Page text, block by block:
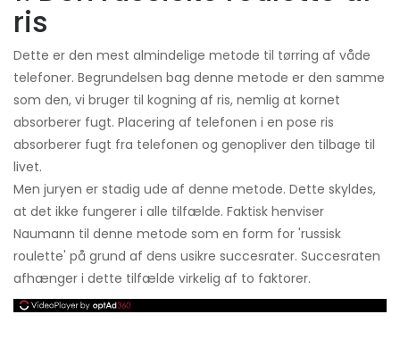
ris
Dette er den mest almindelige metode til tørring af våde
telefoner. Begrundelsen bag denne metode er den samme
som den, vi bruger til kogning af ris, nemlig at kornet
absorberer fugt. Placering af telefonen i en pose ris
absorberer fugt fra telefonen og genopliver den tilbage til
livet.
Men juryen er stadig ude af denne metode. Dette skyldes,
at det ikke fungerer i alle tilfælde. Faktisk henviser
Naumann til denne metode som en form for 'russisk
roulette' på grund af dens usikre succesrater. Succesraten
afhænger i dette tilfælde virkelig af to faktorer.